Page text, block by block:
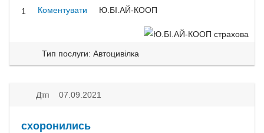
1 Коментувати Ю.БІ.АЙ-КООП
Тип послуги: Автоцивілка
Дтп 07.09.2021
схоронились